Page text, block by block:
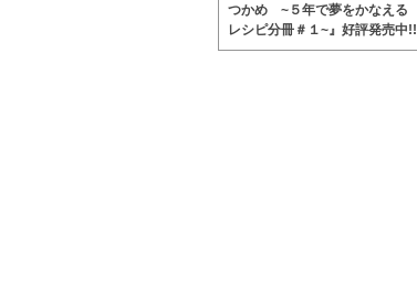
つかめ ~５年で夢をかなえる
レシピ分冊＃１~』好評発売中!!